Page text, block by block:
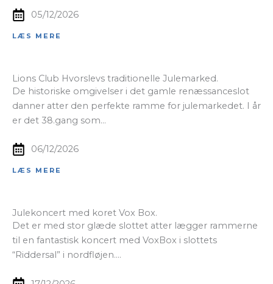
05/12/2026
LÆS MERE
Lions Club Hvorslevs traditionelle Julemarked.
De historiske omgivelser i det gamle renæssanceslot
danner atter den perfekte ramme for julemarkedet. I år
er det 38.gang som…
06/12/2026
LÆS MERE
Julekoncert med koret Vox Box.
Det er med stor glæde slottet atter lægger rammerne
til en fantastisk koncert med VoxBox i slottets
“Riddersal” i nordfløjen….